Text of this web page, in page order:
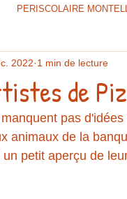
PERISCOLAIRE
de
2022 1 min de lecture
pas
animaux de la
petit aperçu de